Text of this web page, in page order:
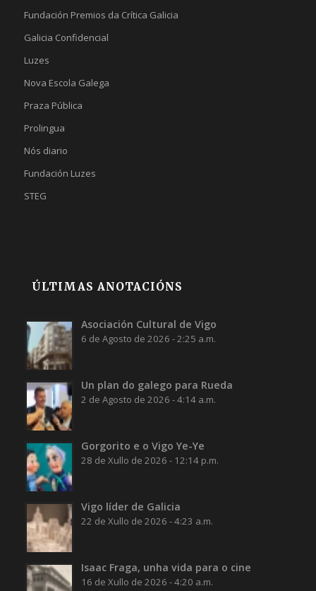
Fundación Premios da Crítica Galicia
Galicia Confidencial
Luzes
Nova Escola Galega
Praza Pública
Prolingua
Nós diario
Fundación Luzes
STEG
ÚLTIMAS ANOTACIÓNS
Asociación Cultural de Vigo
6 de Agosto de 2026 - 2:25 a.m.
Un plan do galego para Rueda
2 de Agosto de 2026 - 4:14 a.m.
Gorgorito e o Vigo Ye-Ye
28 de Xullo de 2026 - 12:14 p.m.
Vigo líder de Galicia
22 de Xullo de 2026 - 4:23 a.m.
Isaac Fraga, unha vida para o cine
16 de Xullo de 2026 - 4:20 a.m.